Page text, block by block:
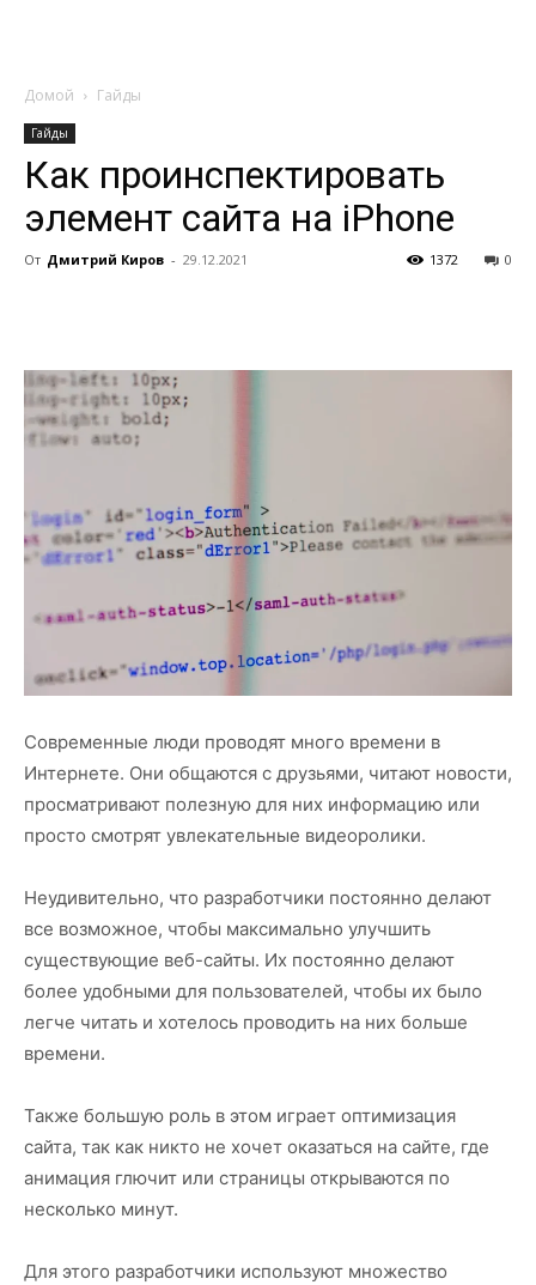
Домой Гайды
Гайды
Как проинспектировать
элемент сайта на iPhone
От Дмитрий Киров - 29.12.2021 0
1372
Современные люди проводят много времени в
Интернете. Они общаются с друзьями, читают новости,
просматривают полезную для них информацию или
просто смотрят увлекательные видеоролики.
Неудивительно, что разработчики постоянно делают
все возможное, чтобы максимально улучшить
существующие веб-сайты. Их постоянно делают
более удобными для пользователей, чтобы их было
легче читать и хотелось проводить на них больше
времени.
Также большую роль в этом играет оптимизация
сайта, так как никто не хочет оказаться на сайте, где
анимация глючит или страницы открываются по
несколько минут.
Для этого разработчики используют множество